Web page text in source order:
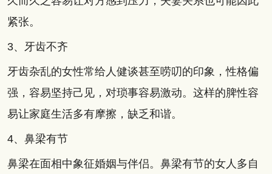
紧张。
3、牙齿不齐
牙齿杂乱的女性常给人健谈甚至唠叨的印象，性格偏
强，容易坚持己见，对琐事容易激动。这样的脾性容
易让家庭生活多有摩擦，缺乏和谐。
4、鼻梁有节
鼻梁在面相中象征婚姻与伴侣。鼻梁有节的女人多自